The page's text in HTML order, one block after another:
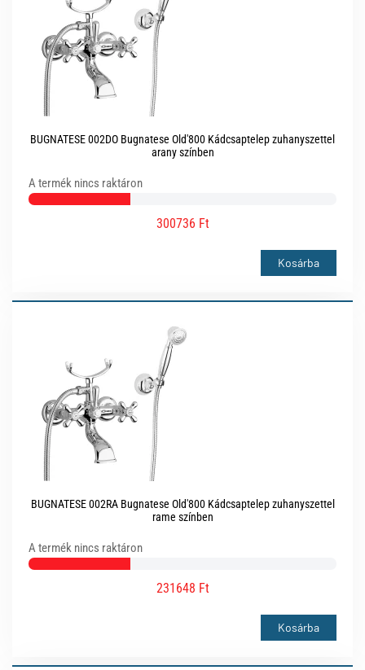
BUGNATESE 002DO Bugnatese Old'800 Kádcsaptelep zuhanyszettel
arany színben
A termék nincs raktáron
300736 Ft
Kosárba
BUGNATESE 002RA Bugnatese Old'800 Kádcsaptelep zuhanyszettel
rame színben
A termék nincs raktáron
231648 Ft
Kosárba